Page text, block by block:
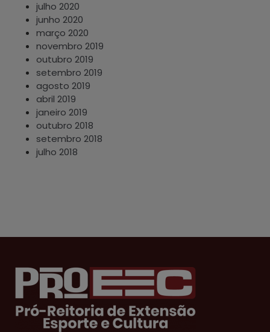
julho 2020
junho 2020
março 2020
novembro 2019
outubro 2019
setembro 2019
agosto 2019
abril 2019
janeiro 2019
outubro 2018
setembro 2018
julho 2018